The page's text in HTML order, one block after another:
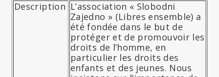
Description L’association « Slobodni
Zajedno » (Libres ensemble) a
été fondée dans le but de
protéger et de promouvoir les
droits de l’homme, en
particulier les droits des
enfants et des jeunes. Nous